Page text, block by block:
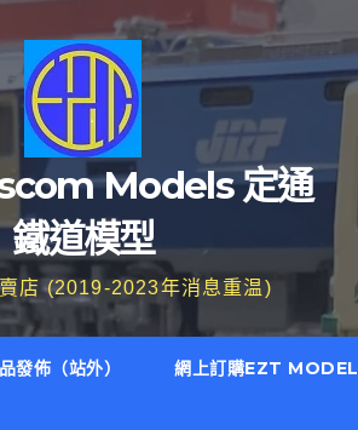
Models 定通
鐵道模型
店 (2019-2023年消息重温)
發佈（站外） 網上訂購EZT MODEL